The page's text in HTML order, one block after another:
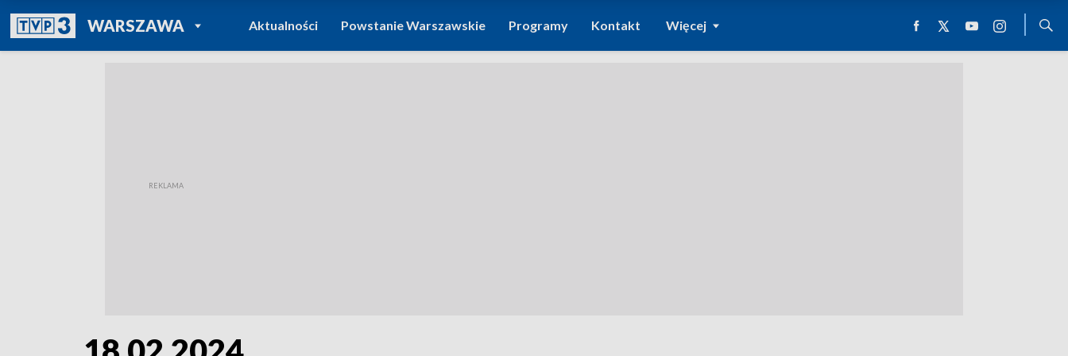
WARSZAWAPOWRÓT DO
TVP REGIONY
Aktualności Powstanie Warszawskie Programy Kontakt Więcej